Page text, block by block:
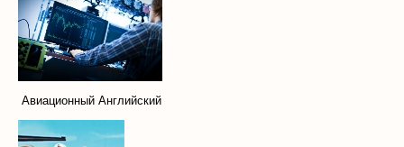
Авиационный Английский